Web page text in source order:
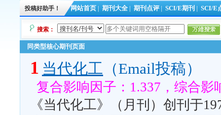
投稿好助手！ 网站首页 期刊大全 期刊点评 SCI/E期刊 SCI/E
搜索：
同类型核心期刊页面
1 当代化工 （Email投稿）
复合影响因子：1.337，综合影
《当代化工》（月刊）创刊于